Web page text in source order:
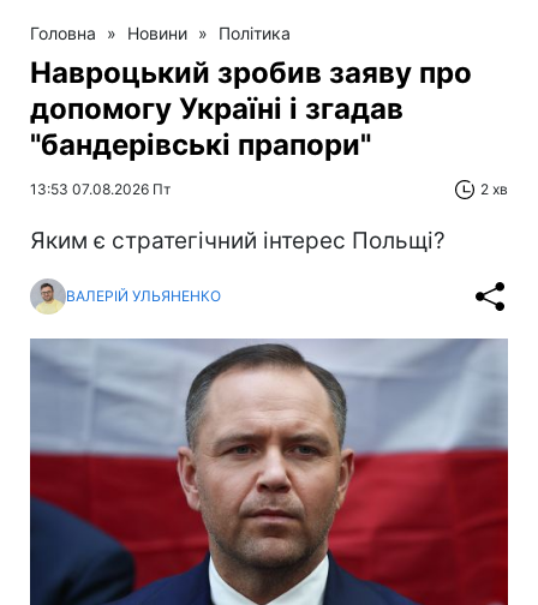
Головна » Новини » Політика
Навроцький зробив заяву про
допомогу Україні і згадав
"бандерівські прапори"
13:53 07.08.2026 Пт 2 хв
Яким є стратегічний інтерес Польщі?
ВАЛЕРІЙ УЛЬЯНЕНКО